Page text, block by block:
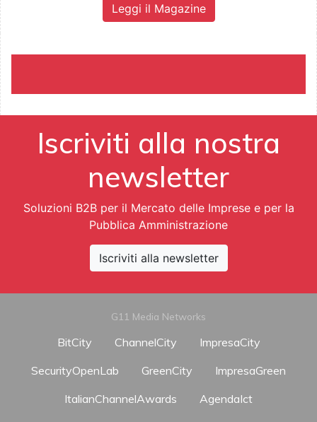
Leggi il Magazine
Iscriviti alla nostra
newsletter
Soluzioni B2B per il Mercato delle Imprese e per la
Pubblica Amministrazione
Iscriviti alla newsletter
G11 Media Networks
BitCity ChannelCity
ImpresaCity
SecurityOpenLab
GreenCity
ImpresaGreen
ItalianChannelAwards
AgendaIct